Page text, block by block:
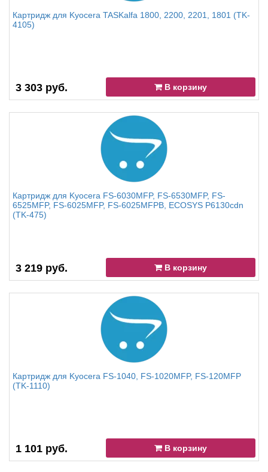
Картридж для Kyocera TASKalfa 1800, 2200, 2201, 1801 (TK-
4105)
3 303 руб. В корзину
Картридж для Kyocera FS-6030MFP, FS-6530MFP, FS-
6525MFP, FS-6025MFP, FS-6025MFPB, ECOSYS P6130cdn
(TK-475)
3 219 руб. В корзину
Картридж для Kyocera FS-1040, FS-1020MFP, FS-120MFP
(TK-1110)
1 101 руб. В корзину